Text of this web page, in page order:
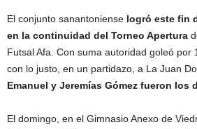
El conjunto sanantoniense logró este fin
en la continuidad del Torneo Apertura
Futsal Afa. Con suma autoridad goleó por
con lo justo, en un partidazo, a La Juan
Emanuel y Jeremías Gómez fueron los
El domingo, en el Gimnasio Anexo de